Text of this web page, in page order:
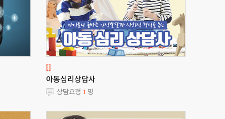
[]
아동심리상담사
상담요청 1 명